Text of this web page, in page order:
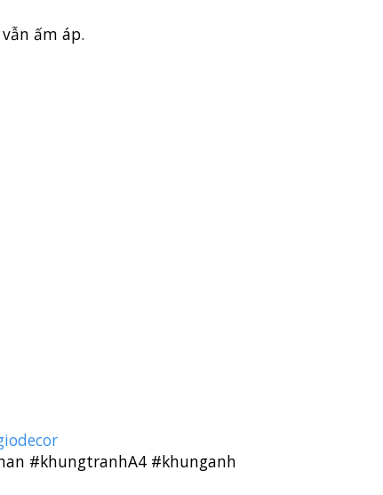
ấm áp.
#khungtranhA4 #khunganh